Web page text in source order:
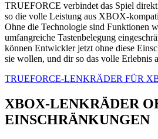
TRUEFORCE verbindet das Spiel
so die volle Leistung aus XBOX-
Ohne die Technologie sind Funktionen
umfangreiche Tastenbelegung
können Entwickler jetzt ohne diese
sie wollen, und dir so das volle Erlebnis
TRUEFORCE-LENKRÄDER FÜR
XBOX-LENKRÄDER
EINSCHRÄNKUNGEN